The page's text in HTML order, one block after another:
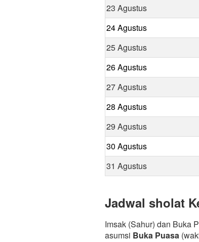
23 Agustus
24 Agustus
25 Agustus
26 Agustus
27 Agustus
28 Agustus
29 Agustus
30 Agustus
31 Agustus
Jadwal sholat
Imsak (Sahur) dan Buka
asumsi Buka Puasa